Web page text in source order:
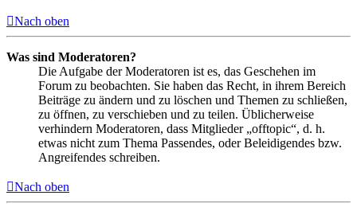
Nach oben
Was sind Moderatoren?
Die Aufgabe der Moderatoren ist es, das Geschehen im
Forum zu beobachten. Sie haben das Recht, in ihrem Bereich
Beiträge zu ändern und zu löschen und Themen zu schließen,
zu öffnen, zu verschieben und zu teilen. Üblicherweise
verhindern Moderatoren, dass Mitglieder „offtopic“, d. h.
etwas nicht zum Thema Passendes, oder Beleidigendes bzw.
Angreifendes schreiben.
Nach oben